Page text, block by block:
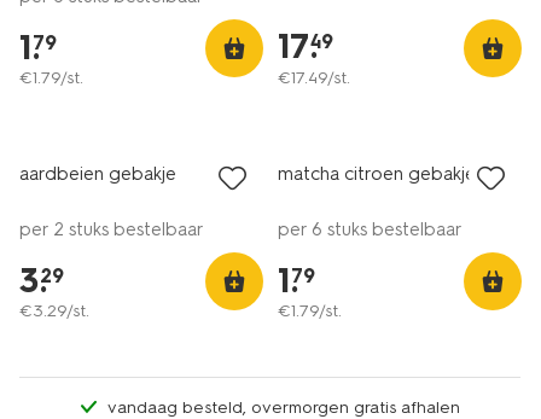
1.
79
€1.79/st.
17.
49
€17.49/st.
aardbeien gebakje
per 2 stuks bestelbaar
3.
29
€3.29/st.
matcha citroen gebakje 1 p.
per 6 stuks bestelbaar
1.
79
€1.79/st.
vandaag besteld, overmorgen gratis afhalen